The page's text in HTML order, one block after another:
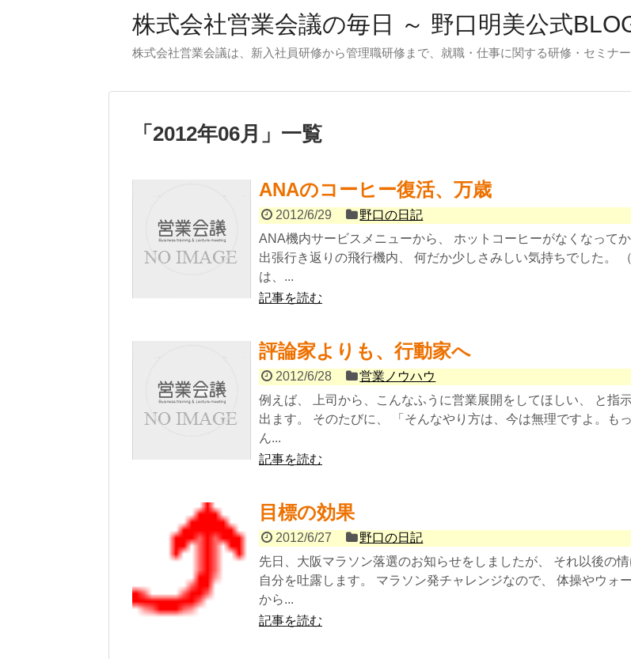
株式会社営業会議の毎日 ～ 野口明美公式
株式会社営業会議は、新入社員研修から管理職研修まで、就職・仕事に関する研修・セミナ
「 2012年06月 」 一覧
ANAのコーヒー復活、万歳
2012/6/29
野口の日記
ANA機内サービスメニューから、 ホットコーヒーがなくなってか
出張行き返りの飛行機内、 何だか少しさみしい気持ちでした。
は、...
記事を読む
評論家よりも、行動家へ
2012/6/28
営業ノウハウ
例えば、 上司から、こんなふうに営業展開をしてほしい、 と指
出ます。 そのたびに、 「そんなやり方は、今は無理ですよ。も
ん...
記事を読む
目標の効果
2012/6/27
野口の日記
先日、大阪マラソン落選のお知らせをしましたが、 それ以後の
自分を吐露します。 マラソン発チャレンジなので、 体操やウォ
から...
記事を読む